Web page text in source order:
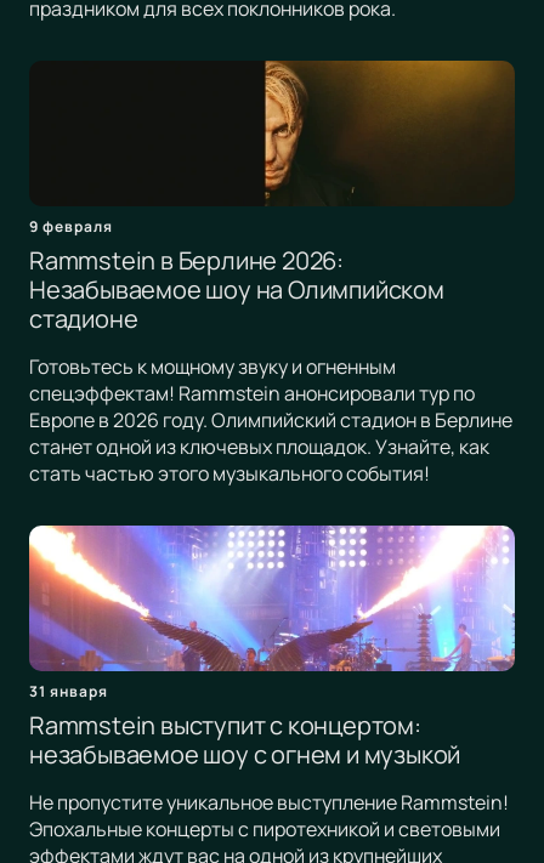
праздником для всех поклонников рока.
9 февраля
Rammstein в Берлине 2026:
Незабываемое шоу на Олимпийском
стадионе
Готовьтесь к мощному звуку и огненным
спецэффектам! Rammstein анонсировали тур по
Европе в 2026 году. Олимпийский стадион в Берлине
станет одной из ключевых площадок. Узнайте, как
стать частью этого музыкального события!
31 января
Rammstein выступит с концертом:
незабываемое шоу с огнем и музыкой
Не пропустите уникальное выступление Rammstein!
Эпохальные концерты с пиротехникой и световыми
эффектами ждут вас на одной из крупнейших